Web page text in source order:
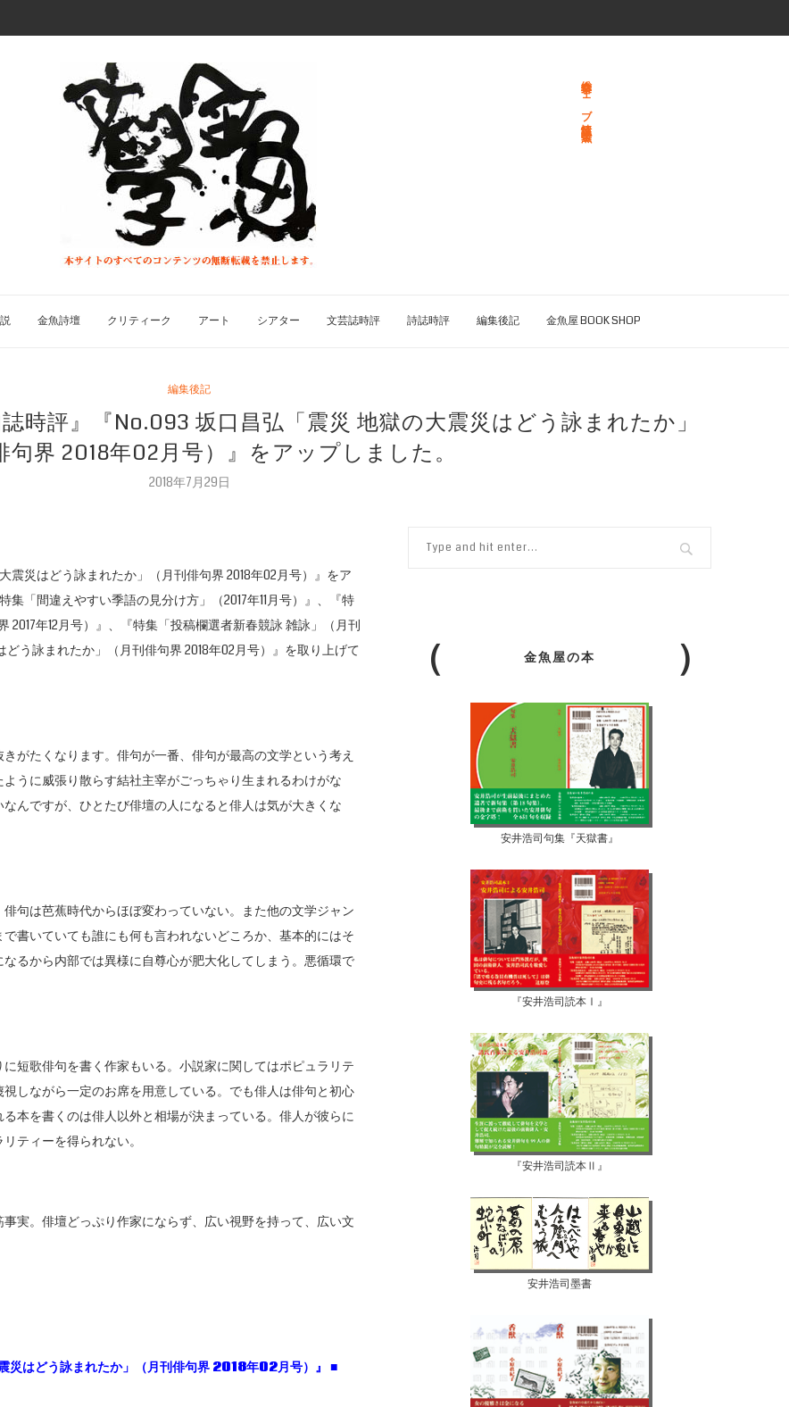
総合文学ウェブ情報誌 文学金魚
金魚詩壇 クリティーク アート シアター 文芸誌時評 詩誌時評 編集後記 金魚屋 BOOK SHOP
編集後記
時評』『No.093 坂口昌弘「震災 地獄の大震災はどう詠まれたか」
句界 2018年02月号）』をアップしました。
2018年7月29日
災はどう詠まれたか」（月刊俳句界 2018年02月号）』をア
「間違えやすい季語の見分け方」（2017年11月号）』、『特
年12月号）』、『特集「投稿欄選者新春競詠 雑詠」（月刊
う詠まれたか」（月刊俳句界 2018年02月号）』を取り上げて
がたくなります。俳句が一番、俳句が最高の文学という考え
うに威張り散らす結社主宰がごっちゃり生まれるわけがな
んですが、ひとたび俳壇の人になると俳人は気が大きくな
句は芭蕉時代からほぼ変わっていない。また他の文学ジャン
書いていても誰にも何も言われないどころか、基本的にはそ
るから内部では異様に自尊心が肥大化してしまう。悪循環で
短歌俳句を書く作家もいる。小説家に関してはポピュラリテ
しながら一定のお席を用意している。でも俳人は俳句と初心
本を書くのは俳人以外と相場が決まっている。俳人が彼らに
ティーを得られない。
実。俳壇どっぷり作家にならず、広い視野を持って、広い文
災はどう詠まれたか」（月刊俳句界 2018年02月号）』 ■
金魚屋の本
安井浩司句集『天獄書』
『安井浩司読本Ⅰ』
『安井浩司読本Ⅱ』
安井浩司墨書